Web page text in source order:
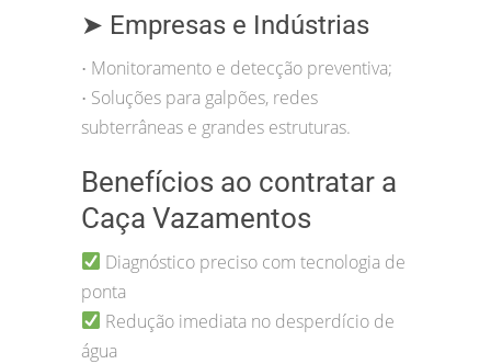
➤ Empresas e Indústrias
• Monitoramento e detecção preventiva;
• Soluções para galpões, redes
subterrâneas e grandes estruturas.
Benefícios ao contratar a
Caça Vazamentos
Diagnóstico preciso com tecnologia de
ponta
Redução imediata no desperdício de
água